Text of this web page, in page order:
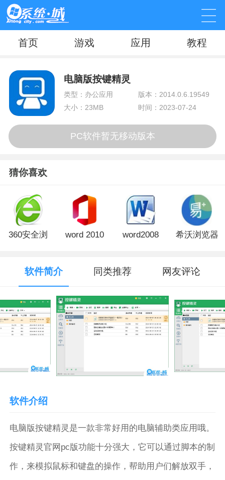
首页 游戏 应用 教程
电脑版按键精灵
类型：办公应用
版本：2014.0.6.19549
大小：23MB
时间：2023-07-24
PC软件暂无移动版本
猜你喜欢
360安全浏
word 2010
word2008
希沃浏览器
软件简介 同类推荐 网友评论
软件介绍
电脑版按键精灵是一款非常好用的电脑辅助类应用哦。
按键精灵官网pc版功能十分强大，它可以通过脚本的制
作，来模拟鼠标和键盘的操作，帮助用户们解放双手，